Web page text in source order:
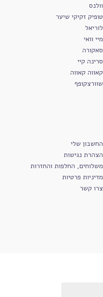
וולנס
טופיק זקיקי שיער
לוריאל
מיי וואי
סאקורה
סרינה קיי
קאווה קאווה
שוורצקופף
החשבון שלי
הצהרת נגישות
משלוחים, החלפות והחזרות
מדיניות פרטיות
צרו קשר